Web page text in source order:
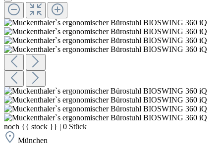
noch {{ stock }} | 0 Stück
München